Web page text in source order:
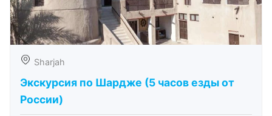
Sharjah
Экскурсия по Шардже (5 часов езды от
России)